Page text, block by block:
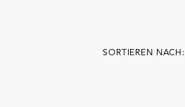
SORTIEREN NACH: